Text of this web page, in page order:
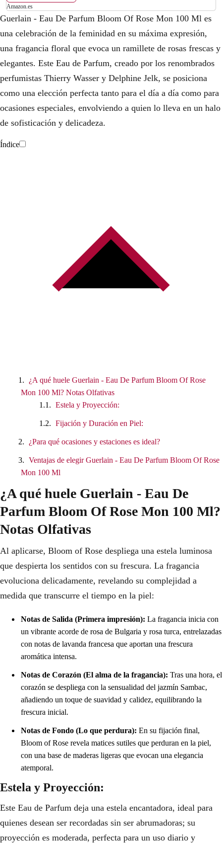
Amazon.es
Guerlain - Eau De Parfum Bloom Of Rose Mon 100 Ml es
una celebración de la feminidad en su máxima expresión,
una fragancia floral que evoca un ramillete de rosas frescas y
elegantes. Este Eau de Parfum, creado por los renombrados
perfumistas Thierry Wasser y Delphine Jelk, se posiciona
como una elección perfecta tanto para el día a día como para
ocasiones especiales, envolviendo a quien lo lleva en un halo
de sofisticación y delicadeza.
Índice
¿A qué huele Guerlain - Eau De Parfum Bloom Of Rose
Mon 100 Ml? Notas Olfativas
Estela y Proyección:
Fijación y Duración en Piel:
¿Para qué ocasiones y estaciones es ideal?
Ventajas de elegir Guerlain - Eau De Parfum Bloom Of Rose
Mon 100 Ml
¿A qué huele Guerlain - Eau De
Parfum Bloom Of Rose Mon 100 Ml?
Notas Olfativas
Al aplicarse, Bloom of Rose despliega una estela luminosa
que despierta los sentidos con su frescura. La fragancia
evoluciona delicadamente, revelando su complejidad a
medida que transcurre el tiempo en la piel:
Notas de Salida (Primera impresión): La fragancia inicia con
un vibrante acorde de rosa de Bulgaria y rosa turca, entrelazadas
con notas de lavanda francesa que aportan una frescura
aromática intensa.
Notas de Corazón (El alma de la fragancia): Tras una hora, el
corazón se despliega con la sensualidad del jazmín Sambac,
añadiendo un toque de suavidad y calidez, equilibrando la
frescura inicial.
Notas de Fondo (Lo que perdura): En su fijación final,
Bloom of Rose revela matices sutiles que perduran en la piel,
con una base de maderas ligeras que evocan una elegancia
atemporal.
Estela y Proyección:
Este Eau de Parfum deja una estela encantadora, ideal para
quienes desean ser recordadas sin ser abrumadoras; su
proyección es moderada, perfecta para un uso diario y